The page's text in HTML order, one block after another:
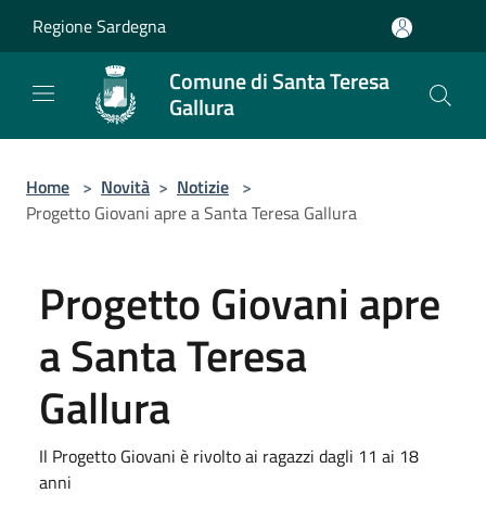
Regione Sardegna
Comune di Santa Teresa
Gallura
Home > Novità > Notizie >
Progetto Giovani apre a Santa Teresa Gallura
Progetto Giovani apre
a Santa Teresa
Gallura
Il Progetto Giovani è rivolto ai ragazzi dagli 11 ai 18
anni